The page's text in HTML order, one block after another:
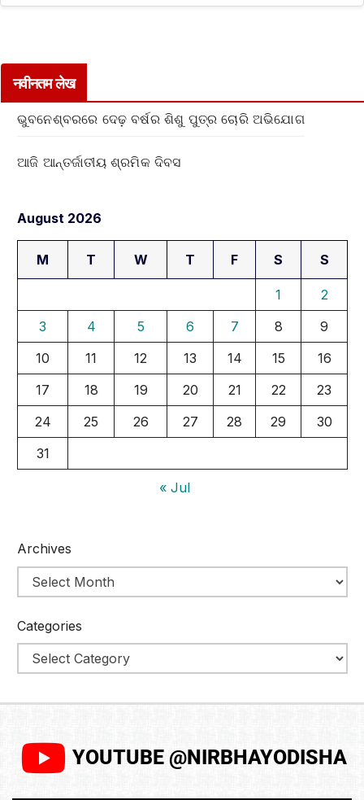
नवीनतम लेख
ଭୁବନେଶ୍ବରରେ ଦେଢ଼ ବର୍ଷର ଶିଶୁ ପୁତ୍ର ଚୋରି ଅଭିଯୋଗ
ଆଜି ଆନ୍ତର୍ଜାତୀୟ ଶ୍ରମିକ ଦିବସ
August 2026
M T W T F S S
1
2
3
4 5 6 7 8
9
10
11 12 13 14 15
16
17
18 19 20 21 22
23
24
25 26 27 28 29
30
31
« Jul
Archives
Categories
YOUTUBE @NIRBHAYODISHA